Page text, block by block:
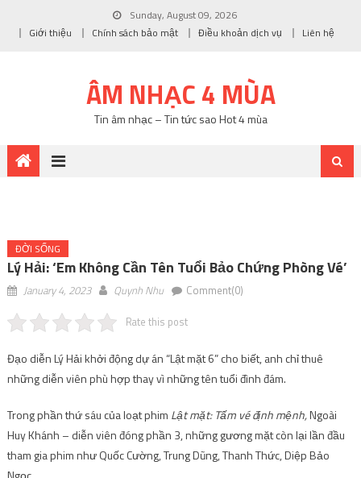
Sunday, August 09, 2026
Giới thiệu
Chính sách bảo mật Điều khoản dịch vụ Liên hệ
ÂM NHẠC 4 MÙA
Tin âm nhạc – Tin tức sao Hot 4 mùa
ĐỜI SỐNG
Lý Hải: ‘Em Không Cần Tên Tuổi Bảo Chứng Phòng Vé’
January 4, 2023 Quynh Nhu Comment(0)
Rate this post
Đạo diễn Lý Hải khởi động dự án “Lật mặt 6” cho biết, anh chỉ thuê
những diễn viên phù hợp thay vì những tên tuổi đình đám.
Trong phần thứ sáu của loạt phim Lật mặt:Tấm vé định mệnh,Ngoài
Huy Khánh – diễn viên đóng phần 3, những gương mặt còn lại lần đầu
tham gia phim như Quốc Cường, Trung Dũng, Thanh Thức, Diệp Bảo